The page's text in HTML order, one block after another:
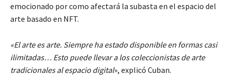
emocionado por como afectará la subasta en el espacio del
arte basado en NFT.
«El arte es arte. Siempre ha estado disponible en formas casi
ilimitadas… Esto puede llevar a los coleccionistas de arte
tradicionales al espacio digital», explicó Cuban.